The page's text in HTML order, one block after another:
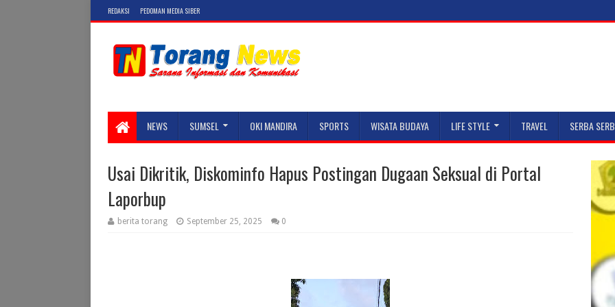
REDAKSI PEDOMAN MEDIA SIBER
NEWS SUMSEL OKI MANDIRA SPORTS WISATA BUDAYA LIFE STYLE TRAVEL SERBA
Usai Dikritik, Diskominfo Hapus Postingan Dugaan Seksual di Portal
Laporbup
berita torang September 25, 2025 0